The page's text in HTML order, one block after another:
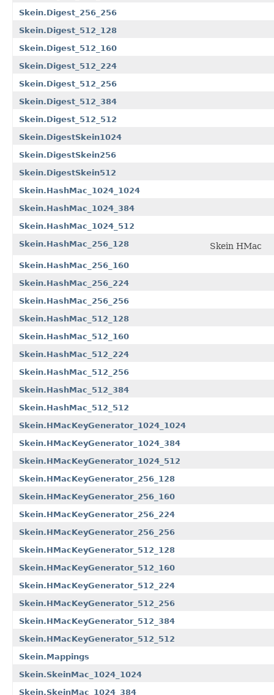
Skein.Digest_256_256
Skein.Digest_512_128
Skein.Digest_512_160
Skein.Digest_512_224
Skein.Digest_512_256
Skein.Digest_512_384
Skein.Digest_512_512
Skein.DigestSkein1024
Skein.DigestSkein256
Skein.DigestSkein512
Skein.HashMac_1024_1024
Skein.HashMac_1024_384
Skein.HashMac_1024_512
Skein.HashMac_256_128
Skein HMac
Skein.HashMac_256_160
Skein.HashMac_256_224
Skein.HashMac_256_256
Skein.HashMac_512_128
Skein.HashMac_512_160
Skein.HashMac_512_224
Skein.HashMac_512_256
Skein.HashMac_512_384
Skein.HashMac_512_512
Skein.HMacKeyGenerator_1024_1024
Skein.HMacKeyGenerator_1024_384
Skein.HMacKeyGenerator_1024_512
Skein.HMacKeyGenerator_256_128
Skein.HMacKeyGenerator_256_160
Skein.HMacKeyGenerator_256_224
Skein.HMacKeyGenerator_256_256
Skein.HMacKeyGenerator_512_128
Skein.HMacKeyGenerator_512_160
Skein.HMacKeyGenerator_512_224
Skein.HMacKeyGenerator_512_256
Skein.HMacKeyGenerator_512_384
Skein.HMacKeyGenerator_512_512
Skein.Mappings
Skein.SkeinMac_1024_1024
Skein.SkeinMac_1024_384